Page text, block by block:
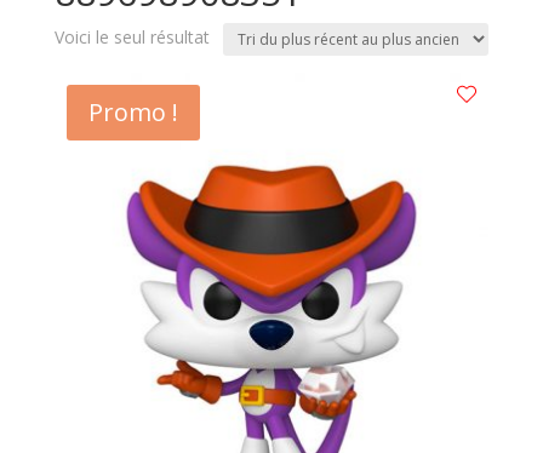
Voici le seul résultat
Promo !